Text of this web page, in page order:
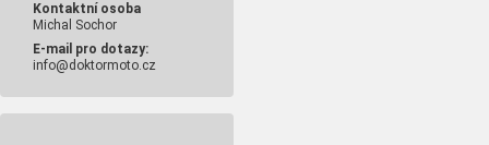
Kontaktní osoba
Michal Sochor
E-mail pro dotazy:
info@doktormoto.cz